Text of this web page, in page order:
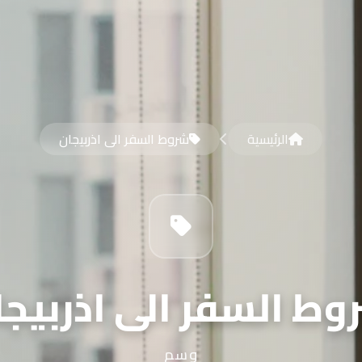
الرئيسية شروط السفر الى اذربيجان
السفر الى
وسم